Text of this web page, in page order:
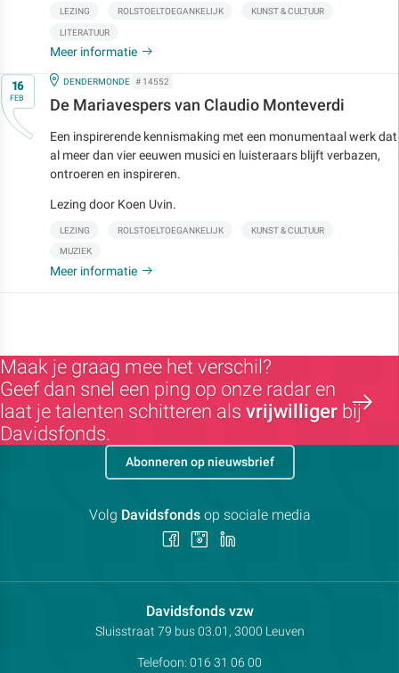
LEZING ROLSTOELTOEGANKELIJK KUNST & CULTUUR
LITERATUUR
Meer informatie
Op16
FEB
IN
DENDERMONDE # 14552
De Mariavespers van Claudio Monteverdi
Een inspirerende kennismaking met een monumentaal werk dat
al meer dan vier eeuwen musici en luisteraars blijft verbazen,
ontroeren en inspireren.
Lezing door Koen Uvin.
LEZING ROLSTOELTOEGANKELIJK KUNST & CULTUUR
MUZIEK
Meer informatie
Maak je graag mee het verschil?
Geef dan snel een ping op onze radar en
laat je talenten schitteren als vrijwilliger bij
Davidsfonds.
Davidsfonds vzwContactpersoon:
Adres:
Sluisstraat 79 bus 03.01, 3000 Leuven
Telefoon: 016 31 06 00
Abonneren op nieuwsbrief
Volg Davidsfondsop sociale media
Volg Volg